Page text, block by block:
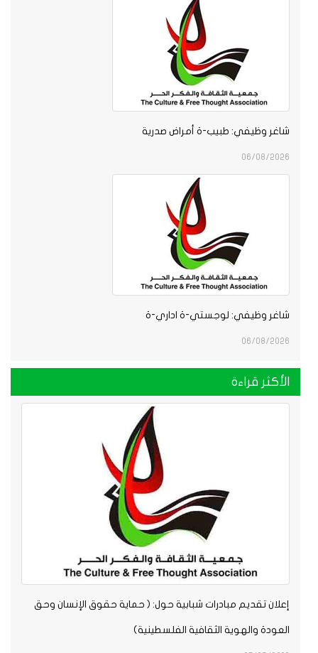
شاغر وظيفي: طبيب-ة أمراض صدرية
06/08/2026
شاغر وظيفي: لوجستي-ة اداري-ة
06/08/2026
الأكثر قراءة
إعلان تقديم مبادرات شبابية حول: ( حماية حقوق الإنسان وحق
العودة والهوية الثقافية الفلسطينية)